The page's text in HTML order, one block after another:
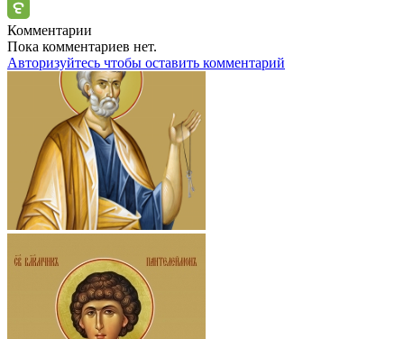
Комментарии
Пока комментариев нет.
Авторизуйтесь чтобы оставить комментарий